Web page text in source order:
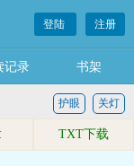
登陆 注册
记录 书架
关灯
护眼
TXT下载